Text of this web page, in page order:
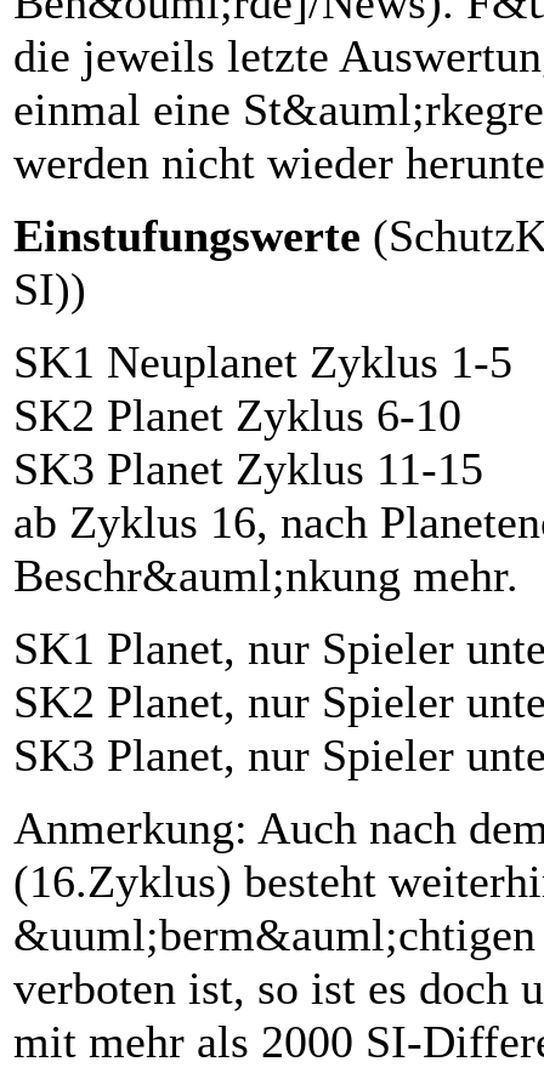
die jeweils letzte
einmal eine
werden nicht wieder
Einstufungswerte
SI))
SK1 Neuplanet Zyklus 1-5
SK2 Planet Zyklus 6-10
SK3 Planet Zyklus 11-15
ab Zyklus 16, nach
Beschr&auml;nkung mehr.
SK1 Planet, nur Spieler
SK2 Planet, nur Spieler
SK3 Planet, nur Spieler
Anmerkung: Auch nach
(16.Zyklus) besteht
verboten ist, so ist es doch
mit mehr als 2000 SI-